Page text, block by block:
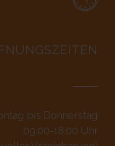
bis Donnerstag
09.00-18.00 Uhr